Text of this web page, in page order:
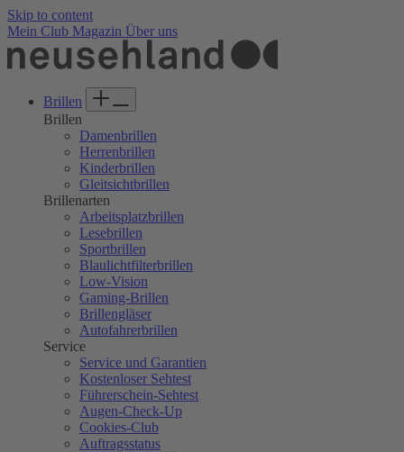
Welcome
to
All
Accessibility
Accessibility
Skip to content
Mein Club Magazin Über uns
Brillen
Brillen
Damenbrillen
Herrenbrillen
Kinderbrillen
Gleitsichtbrillen
Brillenarten
Arbeitsplatzbrillen
Lesebrillen
Sportbrillen
Blaulichtfilterbrillen
Low-Vision
Gaming-Brillen
Brillengläser
Autofahrerbrillen
Service
Service und Garantien
Kostenloser Sehtest
Führerschein-Sehtest
Augen-Check-Up
Cookies-Club
Auftragsstatus